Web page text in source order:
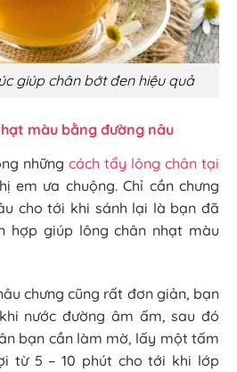
giúp chân bớt đen hiệu quả
màu bằng đường nâu
những cách tẩy lông chân tại
em ưa chuộng. Chỉ cần chưng
cho tới khi sánh lại là bạn đã
hợp giúp lông chân nhạt màu
chưng cũng rất đơn giản, bạn
nước đường âm ấm, sau đó
bạn cần làm mờ, lấy một tấm
từ 5 – 10 phút cho tới khi lớp